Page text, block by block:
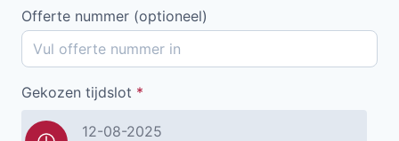
Offerte nummer (optioneel)
Gekozen tijdslot *
12-08-2025